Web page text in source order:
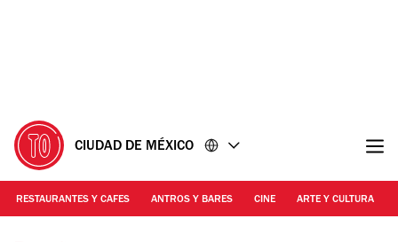
CIUDAD DE MÉXICO
RESTAURANTES Y CAFES ANTROS Y BARES CINE ARTE Y CULTURA
Foto: Pepe Martínez